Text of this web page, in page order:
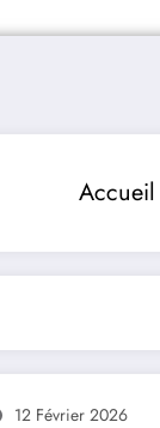
Accueil
12 Février 2026